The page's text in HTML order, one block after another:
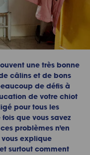
une très bonne
câlins et de bons
de défis à
de votre chiot
pour tous les
que vous savez
problèmes n’en
explique
surtout comment